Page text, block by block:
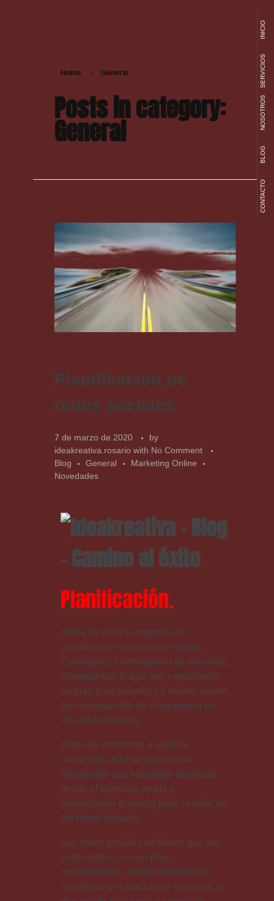
INICIO
SERVICIOS
NOSOTROS
BLOG
CONTACTO
Home General
Posts in category:
General
Planificación de
redes sociales.
7 de marzo de 2020
by
ideakreativa.rosario with No Comment
Blog
General
Marketing Online
Novedades
Planificación.
Antes de crear tu negocio, la
planificación era tu mejor amigo.
Estrategias, investigación de mercado,
conogramas; lo que sea y establecía
un plan para hacerlo. Lo mismo ocurre
con el desarrollo de tu presencia en
las redes sociales.
Antes de comenzar a publicar
contenido, debe tener un plan.
Desarrollar una estrategia detallada
desde el principio ayuda a
proporcionar el marco para su éxito en
las redes sociales.
Las redes sociales no tienen que ser
estresantes. Con un plan
implementado, evitará la repetición
accidental y la saturación excesiva, lo